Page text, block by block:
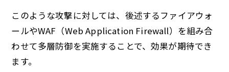
このような攻撃に対しては、後述するファイアウォ
ールやWAF（Web Application Firewall）を組み合
わせて多層防御を実施することで、効果が期待でき
ます。